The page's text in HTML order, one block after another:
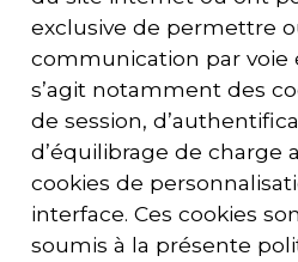
exclusive de permettre
communication par voie
s’agit notamment des
de session,
d’équilibrage de charge
cookies de
interface. Ces cookies
soumis à la présente